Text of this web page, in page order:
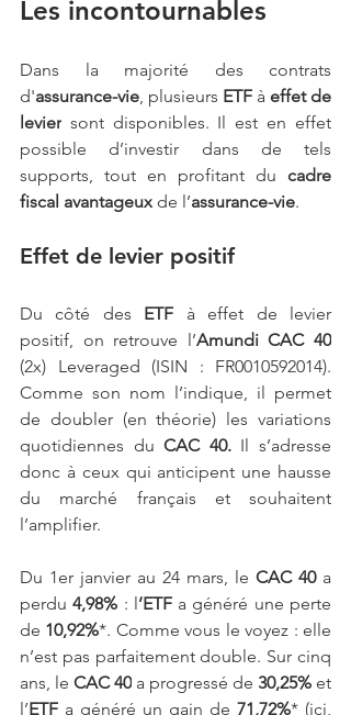
Les incontournables
Dans la majorité des contrats
d'assurance-vie, plusieurs ETF à effet de
levier sont disponibles. Il est en effet
possible d’investir dans de tels
supports, tout en profitant du cadre
fiscal avantageux de l’assurance-vie.
Effet de levier positif
Du côté des ETF à effet de levier
positif, on retrouve l’Amundi CAC 40
(2x) Leveraged (ISIN : FR0010592014).
Comme son nom l’indique, il permet
de doubler (en théorie) les variations
quotidiennes du CAC 40. Il s’adresse
donc à ceux qui anticipent une hausse
du marché français et souhaitent
l’amplifier.
Du 1er janvier au 24 mars, le CAC 40 a
perdu 4,98% : l’ETF a généré une perte
de 10,92%*. Comme vous le voyez : elle
n’est pas parfaitement double. Sur cinq
ans, le CAC 40 a progressé de 30,25% et
l’ETF a généré un gain de 71,72%* (ici,